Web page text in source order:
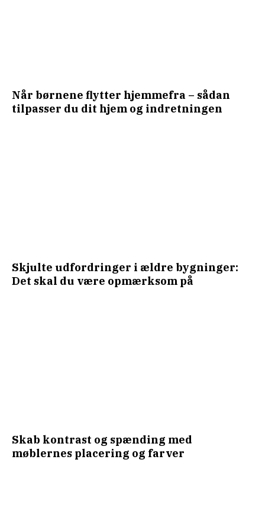
Når børnene flytter hjemmefra – sådan
tilpasser du dit hjem og indretningen
Skjulte udfordringer i ældre bygninger:
Det skal du være opmærksom på
Skab kontrast og spænding med
møblernes placering og farver